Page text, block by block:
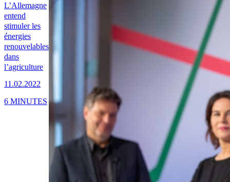
L’Allemagne
entend
stimuler les
énergies
renouvelables
dans
l’agriculture
11.02.2022
6 MINUTES